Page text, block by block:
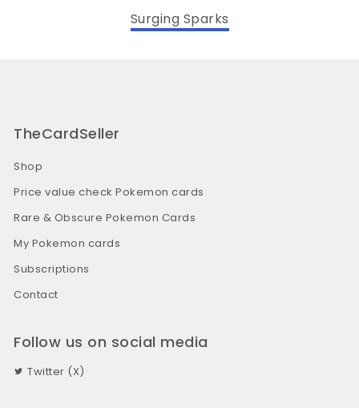
Surging Sparks
TheCardSeller
Shop
Price value check Pokemon cards
Rare & Obscure Pokemon Cards
My Pokemon cards
Subscriptions
Contact
Follow us on social media
Twitter (X)